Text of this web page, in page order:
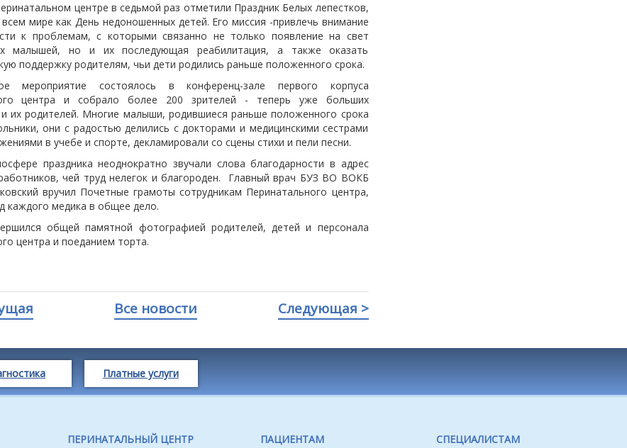
центре в седьмой раз отметили Праздник Белых лепестков,
мире как День недоношенных детей. Его миссия -привлечь внимание
к проблемам, с которыми связанно не только появление на свет
малышей, но и их последующая реабилитация, а также оказать
поддержку родителям, чьи дети родились раньше положенного срока.
мероприятие состоялось в конференц-зале первого корпуса
центра и собрало более 200 зрителей - теперь уже больших
их родителей. Многие малыши, родившиеся раньше положенного срока
они с радостью делились с докторами и медицинскими сестрами
в учебе и спорте, декламировали со сцены стихи и пели песни.
праздника неоднократно звучали слова благодарности в адрес
чей труд нелегок и благороден. Главный врач БУЗ ВО ВОКБ
вручил Почетные грамоты сотрудникам Перинатального центра,
каждого медика в общее дело.
общей памятной фотографией родителей, детей и персонала
центра и поеданием торта.
Все новости Следующая >
Платные услуги
ПЕРИНАТАЛЬНЫЙ ЦЕНТР ПАЦИЕНТАМ СПЕЦИАЛИСТАМ